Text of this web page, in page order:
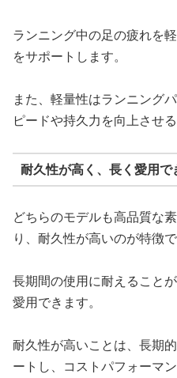
ランニング中の足の疲れを
をサポートします。
また、軽量性はランニング
ピードや持久力を向上させ
耐久性が高く、長く愛用で
どちらのモデルも高品質な
り、耐久性が高いのが特徴で
長期間の使用に耐えること
愛用できます。
耐久性が高いことは、長期
ートし、コストパフォーマン